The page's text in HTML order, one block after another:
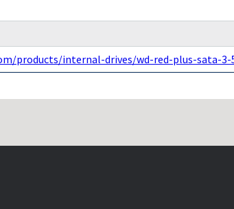
products/internal-drives/wd-red-plus-sata-3-